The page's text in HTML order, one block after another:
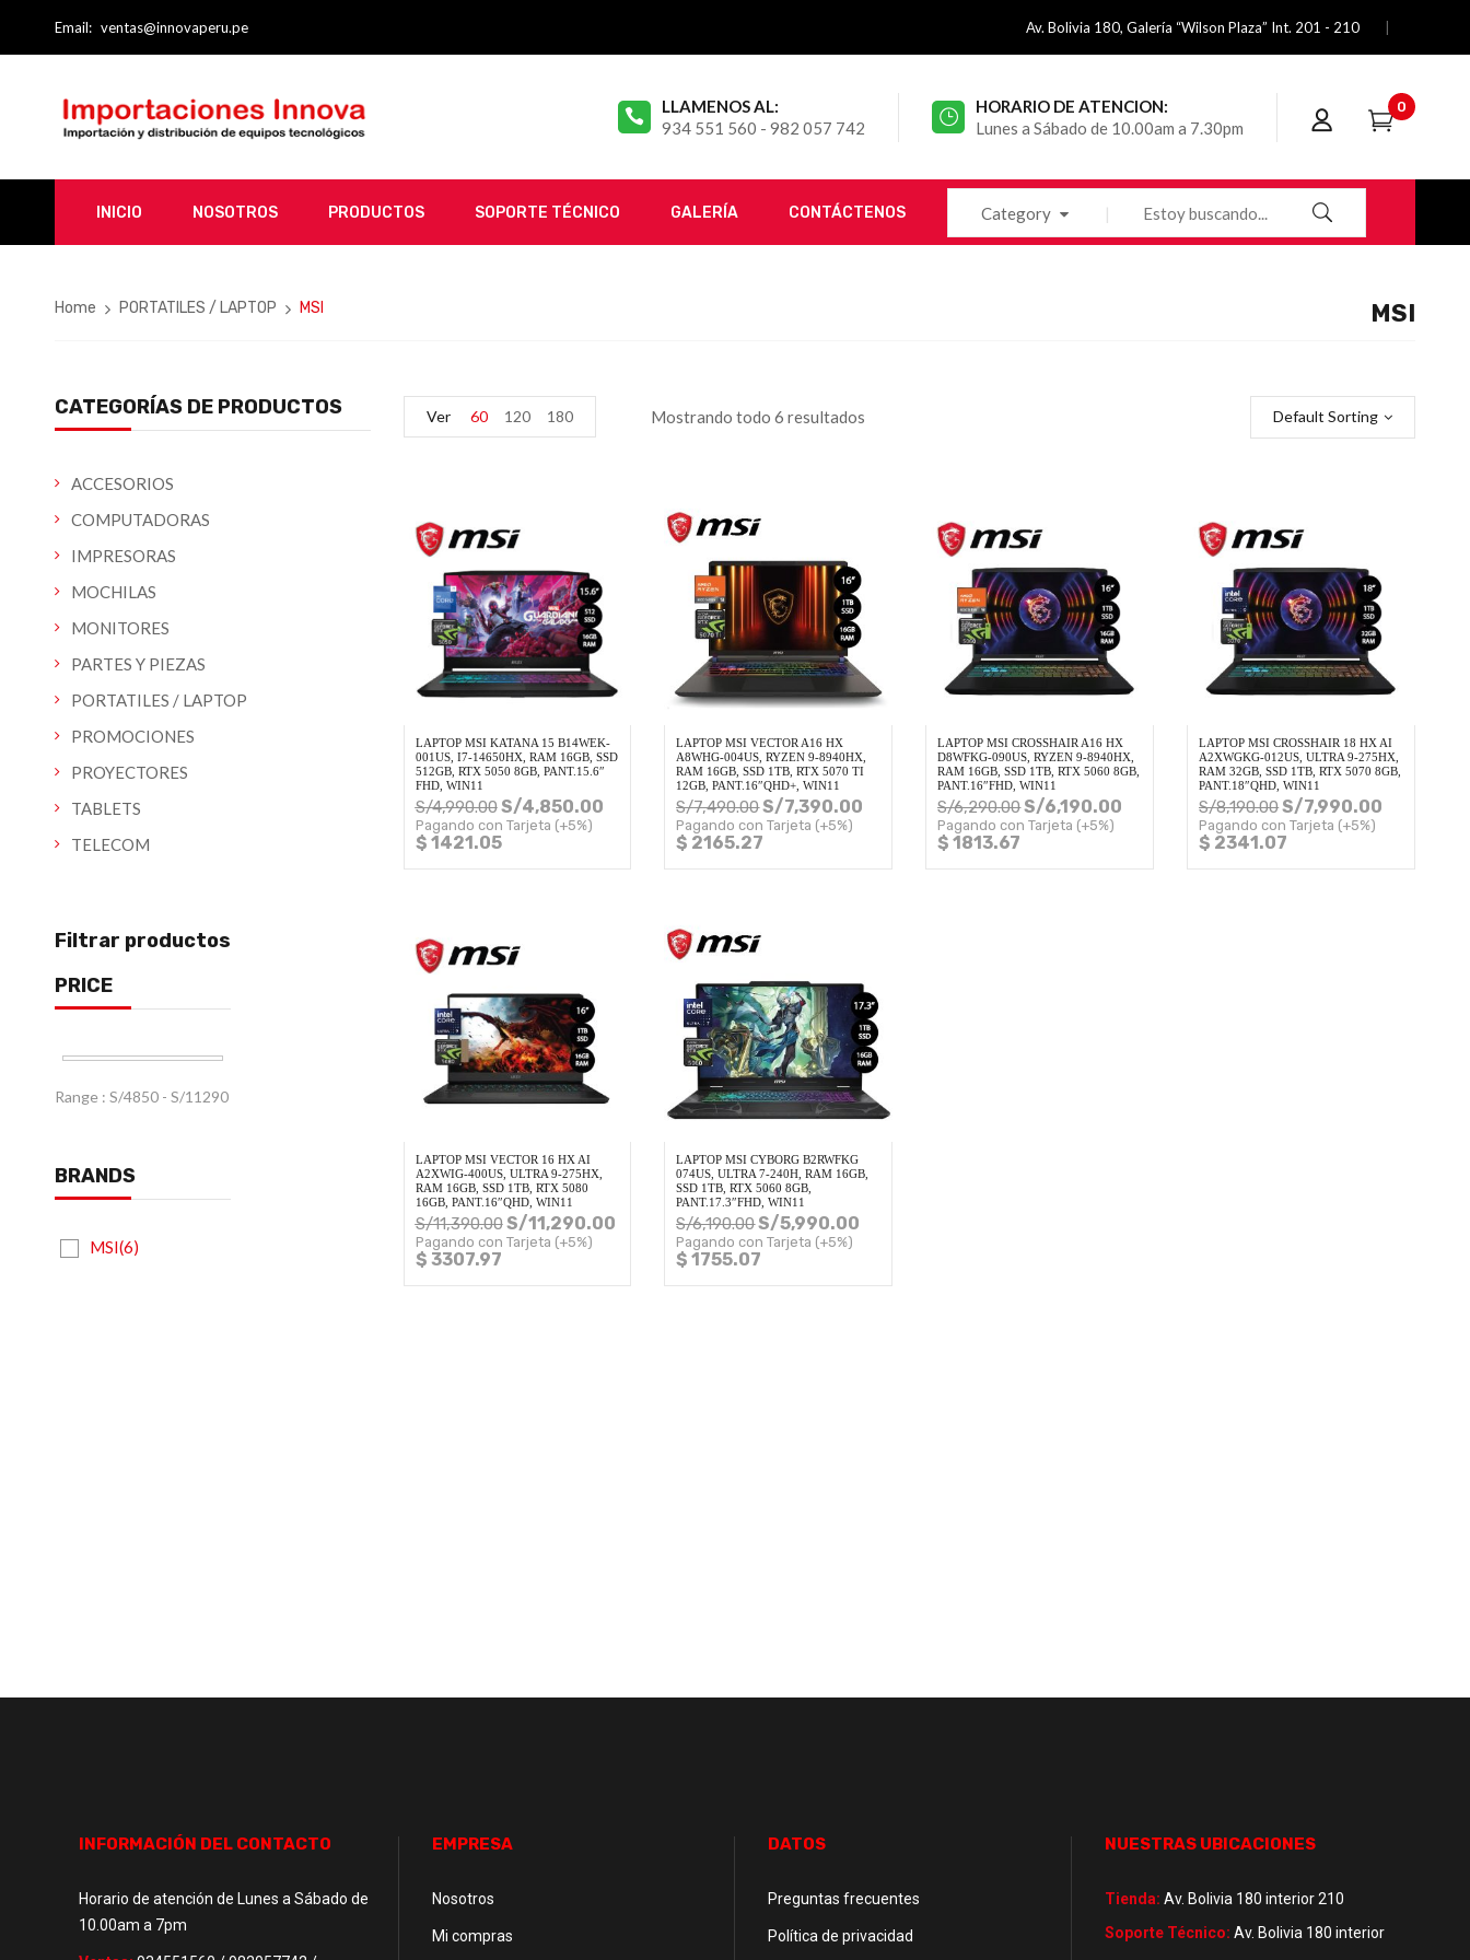
Email: ventas@innovaperu.pe Av. Bolivia 180, Galería “Wilson Plaza” Int. 201 - 210
LLAMENOS AL:
934 551 560 - 982 057 742
HORARIO DE ATENCION:
Lunes a Sábado de 10.00am a 7.30pm
0
INICIO NOSOTROS PRODUCTOS SOPORTE TÉCNICO GALERÍA CONTÁCTENOS Category
Home PORTATILES / LAPTOP MSI MSI
CATEGORÍAS DE PRODUCTOS
ACCESORIOS
COMPUTADORAS
IMPRESORAS
MOCHILAS
MONITORES
PARTES Y PIEZAS
PORTATILES / LAPTOP
PROMOCIONES
PROYECTORES
TABLETS
TELECOM
Filtrar productos
PRICE
Range : S/4850 - S/11290
BRANDS
MSI(6)
Mostrando todo 6 resultados Default Sorting
Ver 60 120 180
LAPTOP MSI KATANA 15 B14WEK-
001US, I7-14650HX, RAM 16GB, SSD
512GB, RTX 5050 8GB, PANT.15.6″
FHD, WIN11
S/4,990.00S/4,850.00
Pagando con Tarjeta (+5%)
$ 1421.05
LAPTOP MSI VECTOR A16 HX
A8WHG-004US, RYZEN 9-8940HX,
RAM 16GB, SSD 1TB, RTX 5070 TI
12GB, PANT.16″QHD+, WIN11
S/7,490.00S/7,390.00
Pagando con Tarjeta (+5%)
$ 2165.27
LAPTOP MSI CROSSHAIR A16 HX
D8WFKG-090US, RYZEN 9-8940HX,
RAM 16GB, SSD 1TB, RTX 5060 8GB,
PANT.16″FHD, WIN11
S/6,290.00S/6,190.00
Pagando con Tarjeta (+5%)
$ 1813.67
LAPTOP MSI CROSSHAIR 18 HX AI
A2XWGKG-012US, ULTRA 9-275HX,
RAM 32GB, SSD 1TB, RTX 5070 8GB,
PANT.18″QHD, WIN11
S/8,190.00S/7,990.00
Pagando con Tarjeta (+5%)
$ 2341.07
LAPTOP MSI VECTOR 16 HX AI
A2XWIG-400US, ULTRA 9-275HX,
RAM 16GB, SSD 1TB, RTX 5080
16GB, PANT.16″QHD, WIN11
S/11,390.00S/11,290.00
Pagando con Tarjeta (+5%)
$ 3307.97
LAPTOP MSI CYBORG B2RWFKG
074US, ULTRA 7-240H, RAM 16GB,
SSD 1TB, RTX 5060 8GB,
PANT.17.3″FHD, WIN11
S/6,190.00S/5,990.00
Pagando con Tarjeta (+5%)
$ 1755.07
INFORMACIÓN DEL CONTACTO
Horario de atención de Lunes a Sábado de
10.00am a 7pm
EMPRESA
Nosotros
Mi compras
DATOS
Preguntas frecuentes
Política de privacidad
NUESTRAS UBICACIONES
Tienda: Av. Bolivia 180 interior 210
Soporte Técnico: Av. Bolivia 180 interior